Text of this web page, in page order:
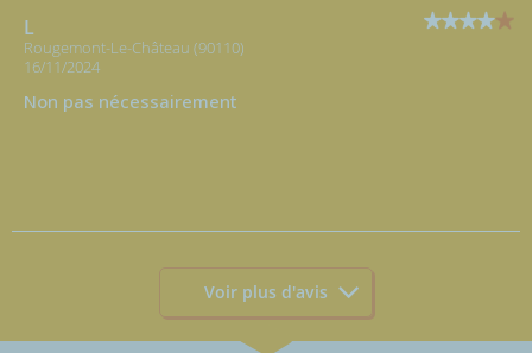
L
Rougemont-Le-Château (90110)
16/11/2024
Non pas nécessairement
Voir plus d'avis